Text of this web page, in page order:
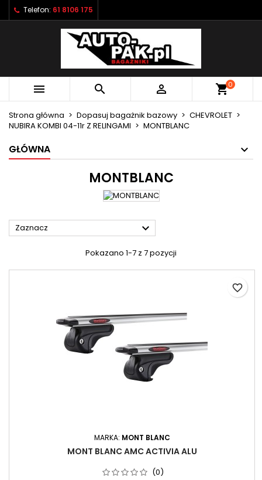
Telefon: 61 8106 175
   shopping_cart0
Strona główna Dopasuj bagażnik bazowy
CHEVROLET
NUBIRA KOMBI 04-11r Z RELINGAMI
MONTBLANC
GŁÓWNA
MONTBLANC
Zaznacz 
Pokazano 1-7 z 7 pozycji
MARKA: MONT BLANC
MONT BLANC AMC ACTIVIA ALU
(0)
favorite_border
Moje listy życzeń ×
Utwórz nową listę
((modalTitle)) ×
((confirmMessage))
((cancelText)) ((modalDeleteText))
Utwórz listę życzeń ×
Nazwa listy życzeń
Anuluj Utwórz listę życzeń
Zaloguj się ×
Musisz być zalogowany by zapisać produkty na
swojej liście życzeń.
Anuluj Zaloguj się